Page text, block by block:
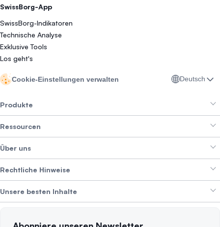
SwissBorg-App
SwissBorg-Indikatoren
Technische Analyse
Exklusive Tools
Los geht's
Cookie-Einstellungen verwalten Deutsch
Produkte
Smart Exchange
Crypto Bundles
Erträge erzielen
Alpha Deals
Ressourcen
Help Center
Branding-Paket
Über uns
Über SwissBorg
Karriere WIR STELLEN EIN
Rechtliche Hinweise
Datenschutzerklärung
Unsere besten Inhalte